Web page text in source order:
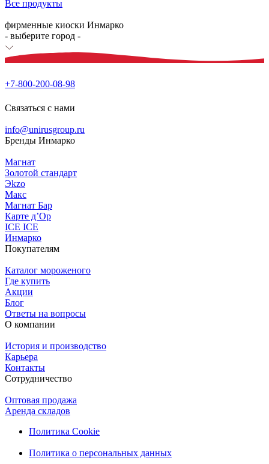
Все продукты
фирменные киоски Инмарко
- выберите город -
+7-800-200-08-98
Связаться с нами
info@unirusgroup.ru
Бренды Инмарко
Магнат
Золотой стандарт
Эkzо
Макс
Магнат Бар
Карте д’Ор
ICE ICE
Инмарко
Покупателям
Каталог мороженого
Где купить
Акции
Блог
Ответы на вопросы
О компании
История и производство
Карьера
Контакты
Сотрудничество
Оптовая продажа
Аренда складов
Политика Cookie
Политика о персональных данных